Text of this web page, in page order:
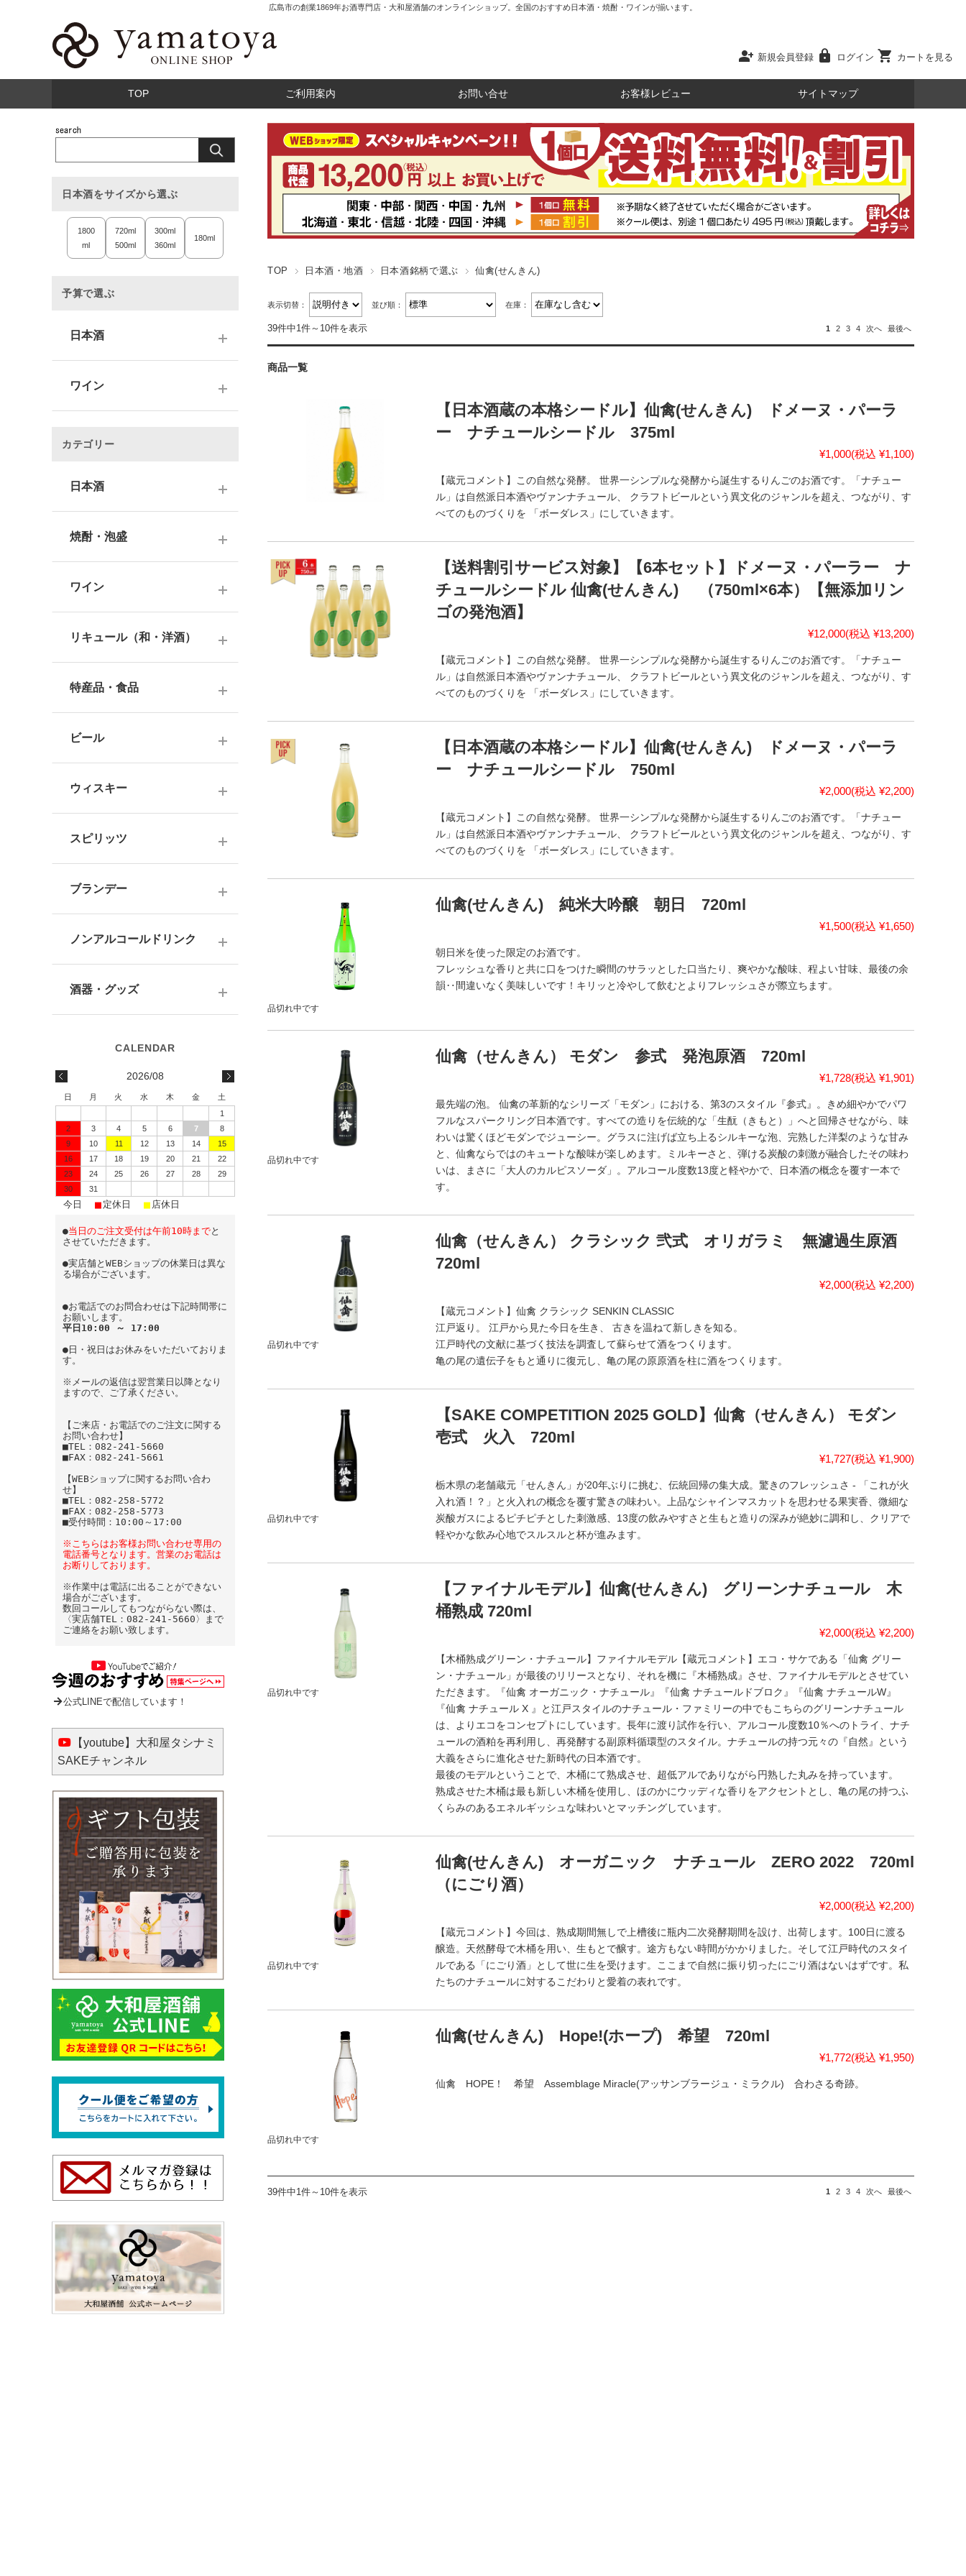
広島市の創業1869年お酒専門店・大和屋酒舗のオンラインショップ。全国のおすすめ日本酒・焼酎・ワインが揃います。
person_add 新規会員登録 lock ログイン shopping_cart カートを見る
TOP ご利用案内 お問い合せ お客様レビュー サイトマップ
TOP 日本酒・地酒 日本酒銘柄で選ぶ 仙禽(せんきん)
表示切替： 並び順： 在庫：
39件中1件～10件を表示 1 2 3 4 次へ 最後へ
商品一覧
【日本酒蔵の本格シードル】仙禽(せんきん) ドメーヌ・パーラ
ー ナチュールシードル 375ml
¥1,000(税込 ¥1,100)
【蔵元コメント】この自然な発酵。 世界一シンプルな発酵から誕生するりんごのお酒です。「ナチュー
ル」は自然派日本酒やヴァンナチュール、 クラフトビールという異文化のジャンルを超え、つながり、す
べてのものづくりを 「ボーダレス」にしていきます。
【送料割引サービス対象】【6本セット】ドメーヌ・パーラー ナ
チュールシードル 仙禽(せんきん) （750ml×6本）【無添加リン
ゴの発泡酒】
¥12,000(税込 ¥13,200)
【蔵元コメント】この自然な発酵。 世界一シンプルな発酵から誕生するりんごのお酒です。「ナチュー
ル」は自然派日本酒やヴァンナチュール、 クラフトビールという異文化のジャンルを超え、つながり、す
べてのものづくりを 「ボーダレス」にしていきます。
【日本酒蔵の本格シードル】仙禽(せんきん) ドメーヌ・パーラ
ー ナチュールシードル 750ml
¥2,000(税込 ¥2,200)
【蔵元コメント】この自然な発酵。 世界一シンプルな発酵から誕生するりんごのお酒です。「ナチュー
ル」は自然派日本酒やヴァンナチュール、 クラフトビールという異文化のジャンルを超え、つながり、す
べてのものづくりを 「ボーダレス」にしていきます。
品切れ中です
仙禽(せんきん) 純米大吟醸 朝日 720ml
¥1,500(税込 ¥1,650)
朝日米を使った限定のお酒です。
フレッシュな香りと共に口をつけた瞬間のサラッとした口当たり、爽やかな酸味、程よい甘味、最後の余
韻‥間違いなく美味しいです！キリッと冷やして飲むとよりフレッシュさが際立ちます。
品切れ中です
仙禽（せんきん） モダン 参式 発泡原酒 720ml
¥1,728(税込 ¥1,901)
最先端の泡。 仙禽の革新的なシリーズ「モダン」における、第3のスタイル『参式』。きめ細やかでパワ
フルなスパークリング日本酒です。すべての造りを伝統的な「生酛（きもと）」へと回帰させながら、味
わいは驚くほどモダンでジューシー。グラスに注げば立ち上るシルキーな泡、完熟した洋梨のような甘み
と、仙禽ならではのキュートな酸味が楽しめます。ミルキーさと、弾ける炭酸の刺激が融合したその味わ
いは、まさに「大人のカルピスソーダ」。アルコール度数13度と軽やかで、日本酒の概念を覆す一本で
す。
品切れ中です
仙禽（せんきん） クラシック 弐式 オリガラミ 無濾過生原酒
720ml
¥2,000(税込 ¥2,200)
【蔵元コメント】仙禽 クラシック SENKIN CLASSIC
江戸返り。 江戸から見た今日を生き、 古きを温ねて新しきを知る。
江戸時代の文献に基づく技法を調査して蘇らせて酒をつくります。
亀の尾の遺伝子をもと通りに復元し、亀の尾の原原酒を柱に酒をつくります。
品切れ中です
【SAKE COMPETITION 2025 GOLD】仙禽（せんきん） モダン
壱式 火入 720ml
¥1,727(税込 ¥1,900)
栃木県の老舗蔵元「せんきん」が20年ぶりに挑む、伝統回帰の集大成。驚きのフレッシュさ - 「これが火
入れ酒！？」と火入れの概念を覆す驚きの味わい。上品なシャインマスカットを思わせる果実香、微細な
炭酸ガスによるピチピチとした刺激感、13度の飲みやすさと生もと造りの深みが絶妙に調和し、クリアで
軽やかな飲み心地でスルスルと杯が進みます。
品切れ中です
【ファイナルモデル】仙禽(せんきん) グリーンナチュール 木
桶熟成 720ml
¥2,000(税込 ¥2,200)
【木桶熟成グリーン・ナチュール】ファイナルモデル【蔵元コメント】エコ・サケである「仙禽 グリー
ン・ナチュール」が最後のリリースとなり、それを機に『木桶熟成』させ、ファイナルモデルとさせてい
ただきます。『仙禽 オーガニック・ナチュール』『仙禽 ナチュールドブロク』『仙禽 ナチュールW』
『仙禽 ナチュール X 』と江戸スタイルのナチュール・ファミリーの中でもこちらのグリーンナチュール
は、よりエコをコンセプトにしています。長年に渡り試作を行い、アルコール度数10％へのトライ、ナチ
ュールの酒粕を再利用し、再発酵する副原料循環型のスタイル。ナチュールの持つ元々の『自然』という
大義をさらに進化させた新時代の日本酒です。
最後のモデルということで、木桶にて熟成させ、超低アルでありながら円熟した丸みを持っています。
熟成させた木桶は最も新しい木桶を使用し、ほのかにウッディな香りをアクセントとし、亀の尾の持つふ
くらみのあるエネルギッシュな味わいとマッチングしています。
品切れ中です
仙禽(せんきん) オーガニック ナチュール ZERO 2022 720ml
（にごり酒）
¥2,000(税込 ¥2,200)
【蔵元コメント】今回は、熟成期間無しで上槽後に瓶内二次発酵期間を設け、出荷します。100日に渡る
醸造。天然酵母で木桶を用い、生もとで醸す。途方もない時間がかかりました。そして江戸時代のスタイ
ルである「にごり酒」として世に生を受けます。ここまで自然に振り切ったにごり酒はないはずです。私
たちのナチュールに対するこだわりと愛着の表れです。
品切れ中です
仙禽(せんきん) Hope!(ホープ) 希望 720ml
¥1,772(税込 ¥1,950)
仙禽 HOPE！ 希望 Assemblage Miracle(アッサンブラージュ・ミラクル) 合わさる奇跡。
39件中1件～10件を表示 1 2 3 4 次へ 最後へ
日本酒をサイズから選ぶ
1800
ml
720ml
500ml
300ml
360ml
180ml
予算で選ぶ
日本酒
10,001円～
3000円台
4000円台
5000円台
ワイン
2,001～3,000円
3,001～5,000円
5,001～10,000円
カテゴリー
日本酒
大吟醸酒
純米吟醸酒
吟醸酒
普通酒
お燗酒
にごり酒・発泡・その他
中部・北陸の日本酒
九州の日本酒
日本酒-720ml・500ml
日本酒-300ml・360ml
日本酒-180ml
飲みきりサイズ
焼酎・泡盛
芋焼酎
麦焼酎
米焼酎
黒糖焼酎
ワイン
ドイツワイン
海外産ワイン
赤ワイン
シャンパーニュ
スパークリングワイン
オレンジワイン
リキュール（和・洋酒）
果実酒・その他
シリーズで選ぶ
特産品・食品
おつまみ
健康志向・免疫力アップ
調味料
ビール
ウィスキー
その他ウイスキー
国産洋酒
スピリッツ
ラム
テキーラ
ブランデー
ノンアルコールドリンク
酒器・グッズ
蔵元エコバッグ
2026/08
日 月 火 水 木 金
土
1
2
3 4 5 6 7
8
9
10 11 12 13 14
15
16
17 18 19 20 21
22
23
24 25 26 27 28
29
30
31
今日 ■ 定休日 ■ 店休日
●当日のご注文受付は午前10時までと
させていただきます。
●実店舗とWEBショップの休業日は異な
る場合がございます。
●お電話でのお問合わせは下記時間帯に
お願いします。
平日10:00 ～ 17:00
●日・祝日はお休みをいただいておりま
す。
※メールの返信は翌営業日以降となり
ますので、ご了承ください。
【ご来店・お電話でのご注文に関する
お問い合わせ】
■TEL：082-241-5660
■FAX：082-241-5661
【WEBショップに関するお問い合わ
せ】
■TEL：082-258-5772
■FAX：082-258-5773
■受付時間：10:00～17:00
※こちらはお客様お問い合わせ専用の
電話番号となります。営業のお電話は
お断りしております。
※作業中は電話に出ることができない
場合がございます。
数回コールしてもつながらない際は、
〈実店舗TEL：082-241-5660〉まで
ご連絡をお願い致します。
公式LINEで配信しています！
【youtube】大和屋タシナミ
SAKEチャンネル